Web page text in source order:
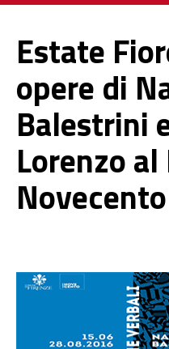
Estate
opere di
Balestrini
Lorenzo
Novecento